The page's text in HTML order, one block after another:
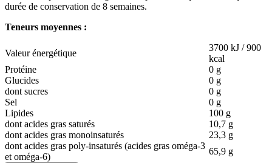
durée de conservation de 8 semaines.
Teneurs moyennes :
Valeur énergétique
3700 kJ / 900
kcal
Protéine
0 g
Glucides
0 g
dont sucres
0 g
Sel
0 g
Lipides
100 g
dont acides gras saturés
10,7 g
dont acides gras monoinsaturés
23,3 g
dont acides gras poly-insaturés (acides gras oméga-3
et oméga-6)
65,9 g